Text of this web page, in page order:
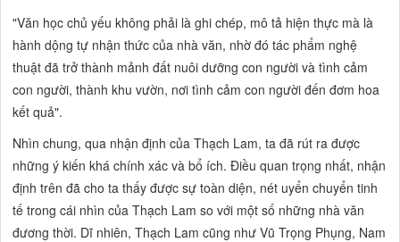
"Văn học chủ yếu không phải là ghi chép, mô tả hiện thực mà là
hành dộng tự nhận thức của nhà văn, nhờ đó tác phẩm nghệ
thuật đã trở thành mảnh đất nuôi dưỡng con người và tình cảm
con người, thành khu vườn, nơi tình cảm con người đến đơm hoa
kết quả".
Nhìn chung, qua nhận định của Thạch Lam, ta đã rút ra được
những ý kiến khá chính xác và bổ ích. Điều quan trọng nhất, nhận
định trên đã cho ta thấy được sự toàn diện, nét uyển chuyển tinh
tế trong cái nhìn của Thạch Lam so với một số những nhà văn
đương thời. Dĩ nhiên, Thạch Lam cũng như Vũ Trọng Phụng, Nam